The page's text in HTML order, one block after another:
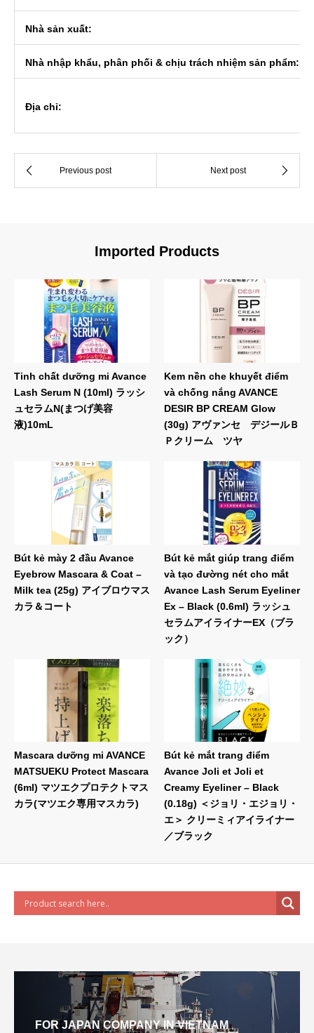
Nhà sản xuất:
Nhà nhập khẩu, phân phối & chịu trách nhiệm sản phẩm:
Địa chỉ:
Imported Products
Tinh chất dưỡng mi Avance
Lash Serum N (10ml) ラッシ
ュセラムN(まつげ美容
液)10mL
Kem nền che khuyết điểm
và chống nắng AVANCE
DESIR BP CREAM Glow
(30g) アヴァンセ デジールＢ
Ｐクリーム ツヤ
Bút kẻ mày 2 đầu Avance
Eyebrow Mascara & Coat –
Milk tea (25g) アイブロウマス
カラ＆コート
Bút kẻ mắt giúp trang điểm
và tạo đường nét cho mắt
Avance Lash Serum Eyeliner
Ex – Black (0.6ml) ラッシュ
セラムアイライナーEX（ブラ
ック）
Mascara dưỡng mi AVANCE
MATSUEKU Protect Mascara
(6ml) マツエクプロテクトマス
カラ(マツエク専用マスカラ)
Bút kẻ mắt trang điểm
Avance Joli et Joli et
Creamy Eyeliner – Black
(0.18g) ＜ジョリ・エジョリ・
エ＞ クリーミィアイライナー
／ブラック
FOR JAPAN COMPANY IN VIETNAM